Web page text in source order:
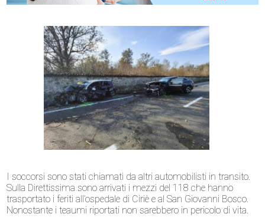
I soccorsi sono stati chiamati da altri automobilisti in transito.
Sulla Direttissima sono arrivati i mezzi del 118 che hanno
trasportato i feriti all’ospedale di Ciriè e al San Giovanni Bosco.
Nonostante i teaumi riportati non sarebbero in pericolo di vita.